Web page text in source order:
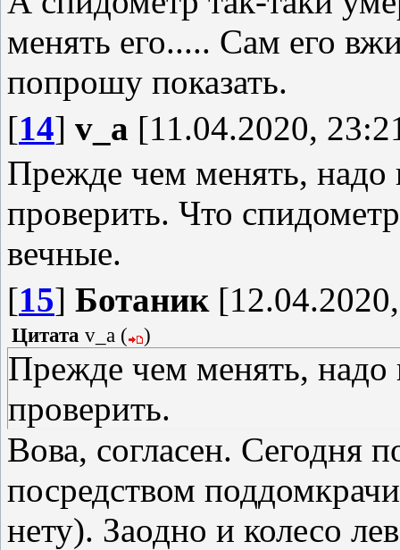
менять его..... Сам его
попрошу показать.
[14] v_a [11.04.2020,
Прежде чем менять, надо
проверить. Что
вечные.
[15] Ботаник
Цитата v_a ( )
Прежде чем менять, надо
проверить.
Вова, согласен. Сегодня
посредством
нету). Заодно и колесо